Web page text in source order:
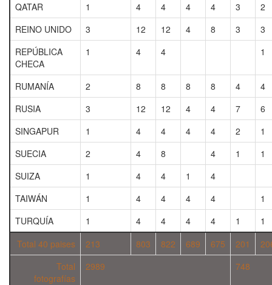
QATAR
1 4 4 4 4 3
2
REINO UNIDO
3 12 12 4 8 3
3
REPÚBLICA
CHECA
1 4 4 1
RUMANÍA 2 8 8 8 8 4
4
RUSIA
3 12 12 4 4 7
6
SINGAPUR
1 4 4 4 4 2
1
SUECIA
2 4 8 4 1
1
SUIZA
1 4 4 1
4
TAIWÁN
1 4 4 4 4
1
TURQUÍA
1 4 4 4 4 1
1
Total 40 paises
213 803 822 689 675 201
Total
fotografías
2989 748